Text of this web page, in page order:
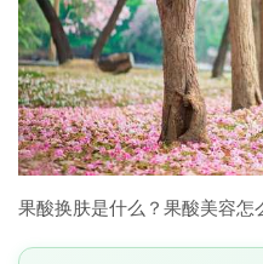
果酸换肤是什么？果酸美容怎